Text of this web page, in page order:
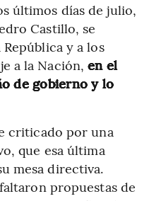
últimos días de julio,
Castillo, se
y a los
a la Nación,en el
de gobierno y lo
criticado por una
que esa última
mesa directiva.
propuestas de